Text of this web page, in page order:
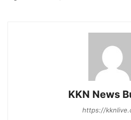
KKN News
https://